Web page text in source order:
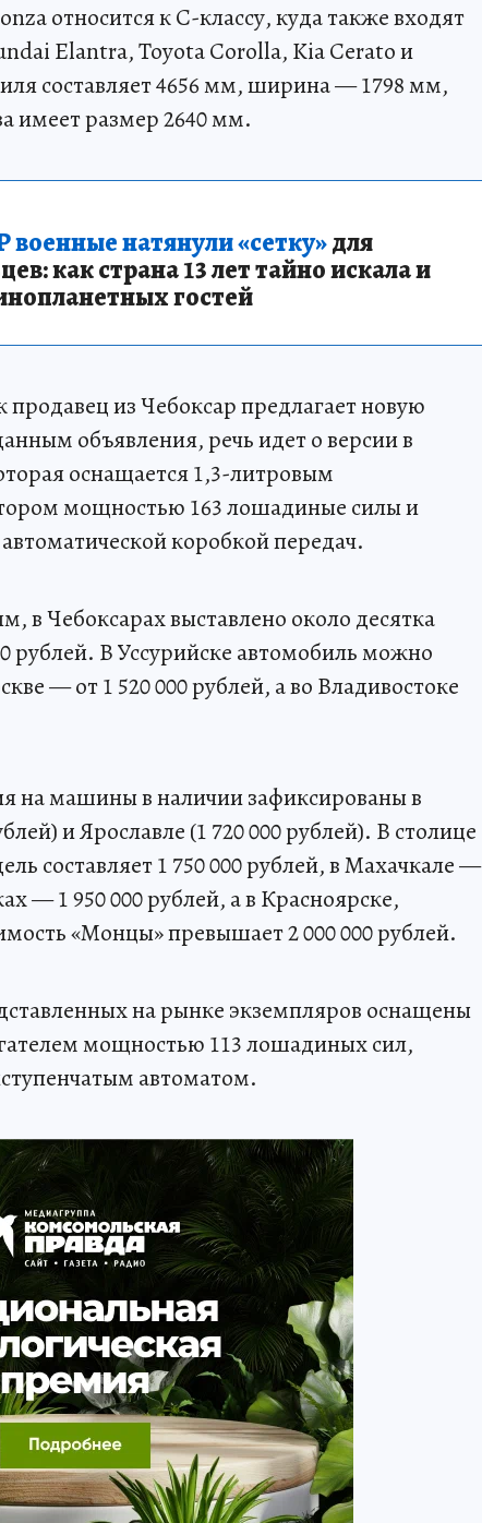
относится к С-классу, куда также входят
Elantra, Toyota Corolla, Kia Cerato и
составляет 4656 мм, ширина — 1798 мм,
имеет размер 2640 мм.
натянули «сетку»для
как страна 13 лет тайно искала и
гостей
из Чебоксар предлагает новую
объявления, речь идет о версии в
оснащается 1,3-литровым
мощностью 163 лошадиные силы и
коробкой передач.
в Чебоксарах выставлено около десятка
рублей. В Уссурийске автомобиль можно
— от 1 520 000 рублей, а во Владивостоке
на машины в наличии зафиксированы в
и Ярославле (1 720 000 рублей). В столице
составляет 1 750 000 рублей, в Махачкале —
— 1 950 000 рублей, а в Красноярске,
«Монцы» превышает 2 000 000 рублей.
на рынке экземпляров оснащены
мощностью 113 лошадиных сил,
автоматом.